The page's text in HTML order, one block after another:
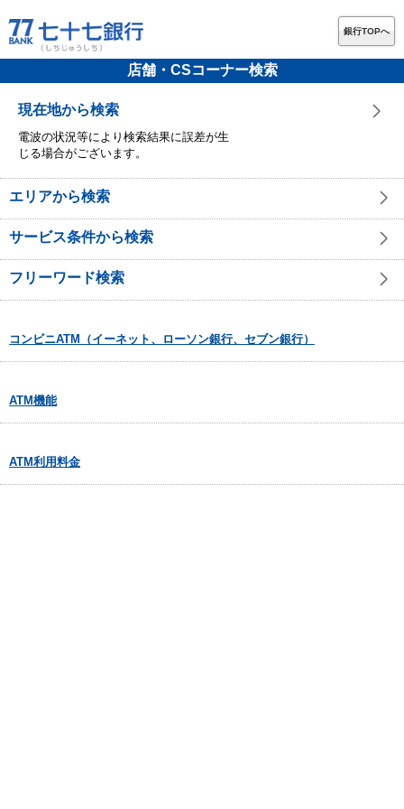
銀行TOPへ
店舗・CSコーナー検索
現在地から検索
電波の状況等により検索結果に誤差が生
じる場合がございます。
エリアから検索
サービス条件から検索
フリーワード検索
コンビニATM（イーネット、ローソン銀行、セブン銀行）
ATM機能
ATM利用料金